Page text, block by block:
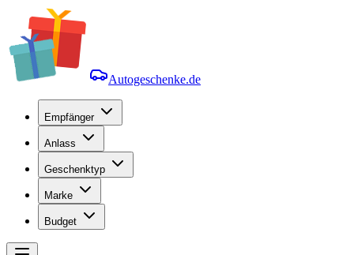
Autogeschenke.de
Empfänger
Anlass
Geschenktyp
Marke
Budget